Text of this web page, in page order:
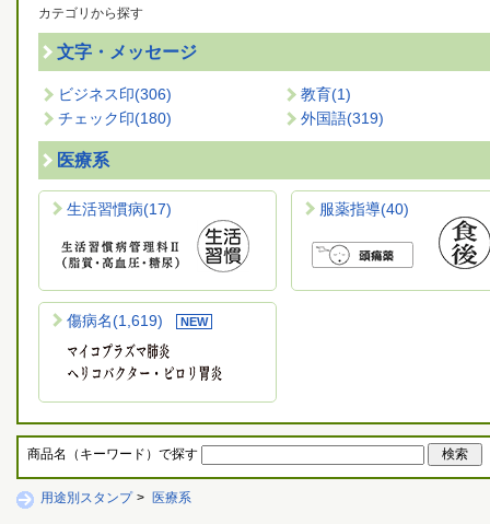
カテゴリから探す
文字・メッセージ
ビジネス印(306) 教育(1)
チェック印(180) 外国語(319)
医療系
生活習慣病(17) 服薬指導(40)
傷病名(1,619)
商品名（キーワード）で探す
用途別スタンプ > 医療系